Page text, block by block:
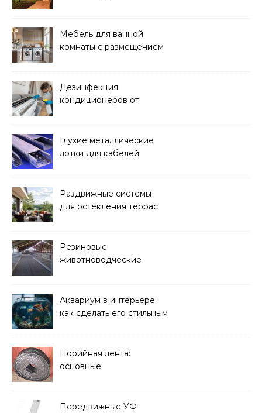
Мебель для ванной
комнаты с размещением
Дезинфекция
кондиционеров от
Глухие металлические
лотки для кабелей
Раздвижные системы
для остекления террас
Резиновые
животноводческие
решать
Аквариум в интерьере:
как сделать его стильным
Норийная лента:
основные
и советы по выбору
Передвижные УФ-